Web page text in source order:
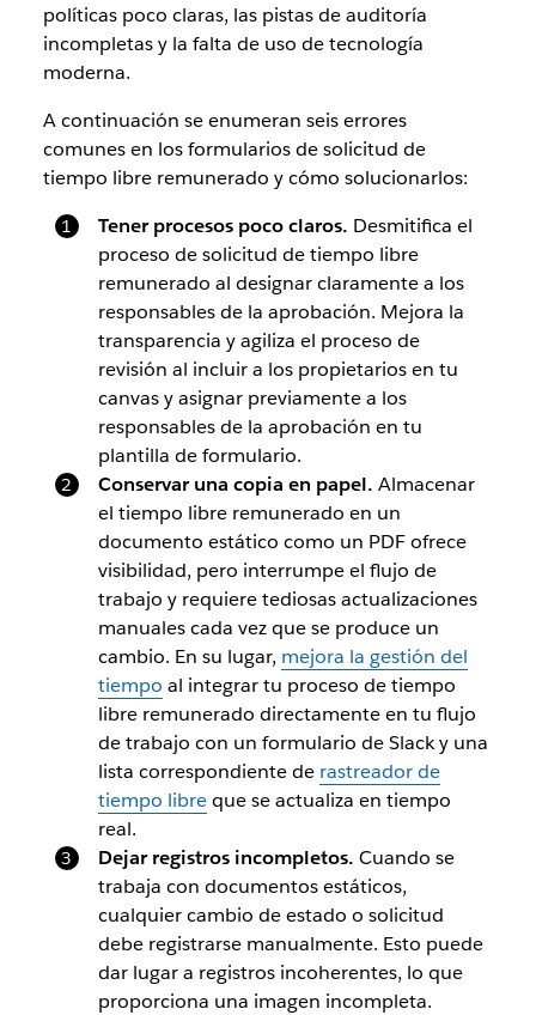
políticas poco claras, las pistas de auditoría
incompletas y la falta de uso de tecnología
moderna.
A continuación se enumeran seis errores
comunes en los formularios de solicitud de
tiempo libre remunerado y cómo solucionarlos:
Tener procesos poco claros. Desmitifica el
proceso de solicitud de tiempo libre
remunerado al designar claramente a los
responsables de la aprobación. Mejora la
transparencia y agiliza el proceso de
revisión al incluir a los propietarios en tu
canvas y asignar previamente a los
responsables de la aprobación en tu
plantilla de formulario.
Conservar una copia en papel. Almacenar
el tiempo libre remunerado en un
documento estático como un PDF ofrece
visibilidad, pero interrumpe el flujo de
trabajo y requiere tediosas actualizaciones
manuales cada vez que se produce un
cambio. En su lugar, mejora la gestión del
tiempo al integrar tu proceso de tiempo
libre remunerado directamente en tu flujo
de trabajo con un formulario de Slack y una
lista correspondiente de rastreador de
tiempo libreque se actualiza en tiempo
real.
Dejar registros incompletos. Cuando se
trabaja con documentos estáticos,
cualquier cambio de estado o solicitud
debe registrarse manualmente. Esto puede
dar lugar a registros incoherentes, lo que
proporciona una imagen incompleta.